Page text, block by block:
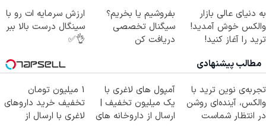
به دنیای عالی بازار
والکس خوش آمدید!
ترید را آغاز کنید!
بفروشیم یا بخریم؟
سیگنال تخصصی
دریافت کن
ارزش سرمایه ات رو با
سینگال درست بالا ببر
👌✅
مطالب پیشنهادی
تجربه‌ی نوین ترید با
والکس، آینده‌ای روشن
در انتظار شماست
آمپول های لاغری با
یک میلیون تخفیف |
ارسال از داروخانه های
1 میلیون تومان
تخفیف خرید داروهای
لاغری با ارسال از